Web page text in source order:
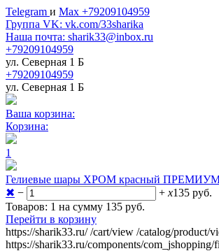
Telegram и Max +79209104959
Группа VK: vk.com/33sharika
Наша почта: sharik33@inbox.ru
+79209104959
ул. Северная 1 Б
+79209104959
ул. Северная 1 Б
Ваша корзина:
Корзина:
1
Гелиевые шары ХРОМ красный
✖ − + x135 руб.
Товаров: 1 на сумму 135 руб.
Перейти в корзину
https://sharik33.ru/ /cart/view /catalog/product/
https://sharik33.ru/components/com_jshopping/